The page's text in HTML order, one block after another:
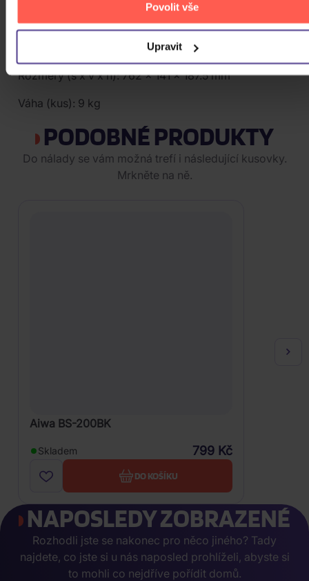
Povolit vše
Upravit
Impedance : 3,9 ohm
Přechodová frekvence: 1 400 / 2 700 Hz
Rozměry (š x v x h): 762 x 141 x 187.5 mm
Váha (kus): 9 kg
PODOBNÉ PRODUKTY
Do nálady se vám možná trefí i následující kusovky.
Mrkněte na ně.
Aiwa BS-200BK
Skladem 799 Kč
DO KOŠÍKU
NAPOSLEDY ZOBRAZENÉ
Rozhodli jste se nakonec pro něco jiného? Tady
najdete, co jste si u nás naposled prohlíželi, abyste si
to mohli co nejdříve pořídit domů.